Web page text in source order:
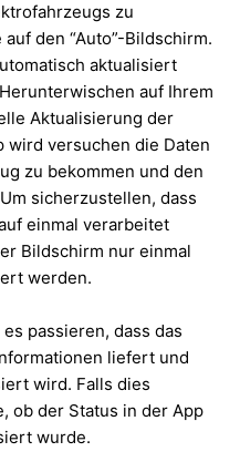
zu
den “Auto”-Bildschirm.
aktualisiert
auf Ihrem
Aktualisierung der
wird versuchen die Daten
zu bekommen und den
sicherzustellen, dass
einmal verarbeitet
Bildschirm nur einmal
werden.
passieren, dass das
liefert und
wird. Falls dies
ob der Status in der App
wurde.